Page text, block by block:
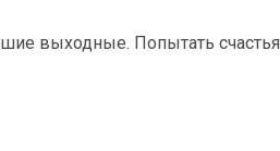
выходные. Попытать счастья